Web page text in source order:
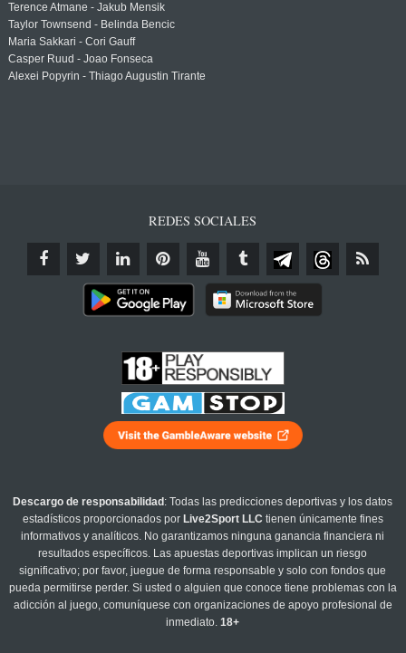
Terence Atmane - Jakub Mensik
Taylor Townsend - Belinda Bencic
Maria Sakkari - Cori Gauff
Casper Ruud - Joao Fonseca
Alexei Popyrin - Thiago Augustin Tirante
REDES SOCIALES
Descargo de responsabilidad : Todas las predicciones deportivas y los datos
estadísticos proporcionados por Live2Sport LLC tienen únicamente fines
informativos y analíticos. No garantizamos ninguna ganancia financiera ni
resultados específicos. Las apuestas deportivas implican un riesgo
significativo; por favor, juegue de forma responsable y solo con fondos que
pueda permitirse perder. Si usted o alguien que conoce tiene problemas con la
adicción al juego, comuníquese con organizaciones de apoyo profesional de
inmediato.18+